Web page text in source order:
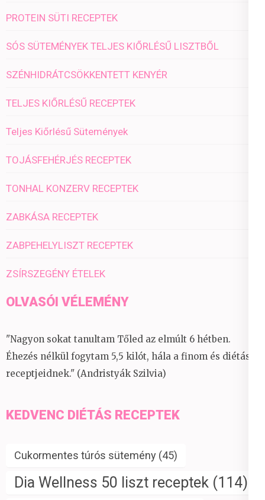
PROTEIN SÜTI RECEPTEK
SÓS SÜTEMÉNYEK TELJES KIŐRLÉSŰ LISZTBŐL
SZÉNHIDRÁTCSÖKKENTETT KENYÉR
TELJES KIŐRLÉSŰ RECEPTEK
Teljes Kiőrlésű Sütemények
TOJÁSFEHÉRJÉS RECEPTEK
TONHAL KONZERV RECEPTEK
ZABKÁSA RECEPTEK
ZABPEHELYLISZT RECEPTEK
ZSÍRSZEGÉNY ÉTELEK
OLVASÓI VÉLEMÉNY
"Nagyon sokat tanultam Tőled az elmúlt 6 hétben.
Éhezés nélkül fogytam 5,5 kilót, hála a finom és diétás
receptjeidnek." (Andristyák Szilvia)
KEDVENC DIÉTÁS RECEPTEK
Cukormentes túrós sütemény (45)
Dia Wellness 50 liszt receptek (114)